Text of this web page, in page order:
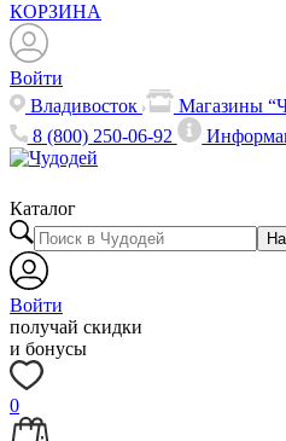
КОРЗИНА
Войти
Владивосток
Магазины
8 (800) 250-06-92
Каталог
Войти
получай скидки
и бонусы
0